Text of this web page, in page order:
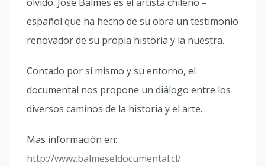
olvido. José Balmes es el artista chileno –
español que ha hecho de su obra un testimonio
renovador de su propia historia y la nuestra.
Contado por si mismo y su entorno, el
documental nos propone un diálogo entre los
diversos caminos de la historia y el arte.
Mas información en:
http://www.balmeseldocumental.cl/